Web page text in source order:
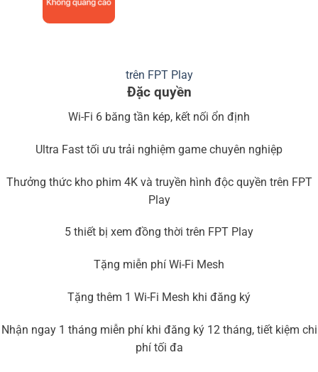
trên FPT Play
Đặc quyền
Wi-Fi 6 băng tần kép, kết nối ổn định
Ultra Fast tối ưu trải nghiệm game chuyên nghiệp
Thưởng thức kho phim 4K và truyền hình độc quyền trên FPT
Play
5 thiết bị xem đồng thời trên FPT Play
Tặng miễn phí Wi-Fi Mesh
Tặng thêm 1 Wi-Fi Mesh khi đăng ký
Nhận ngay 1 tháng miễn phí khi đăng ký 12 tháng, tiết kiệm chi
phí tối đa